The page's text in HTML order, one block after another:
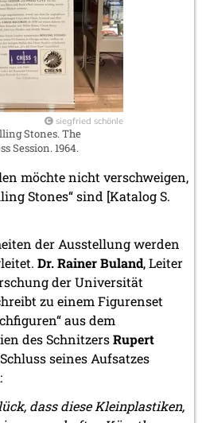
siegfried schönle
Stones. The
Session. 1964.
möchte nicht verschweigen,
Stones“ sind [Katalog S.
der Ausstellung werden
Dr. Rainer Buland, Leiter
der Universität
zu einem Figurenset
aus dem
des SchnitzersRupert
seines Aufsatzes
:
dass diese Kleinplastiken,